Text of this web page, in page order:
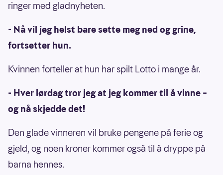
ringer med gladnyheten.
- Nå vil jeg helst bare sette meg ned og grine,
fortsetter hun.
Kvinnen forteller at hun har spilt Lotto i mange år.
- Hver lørdag tror jeg at jeg kommer til å vinne –
og nå skjedde det!
Den glade vinneren vil bruke pengene på ferie og
gjeld, og noen kroner kommer også til å dryppe på
barna hennes.